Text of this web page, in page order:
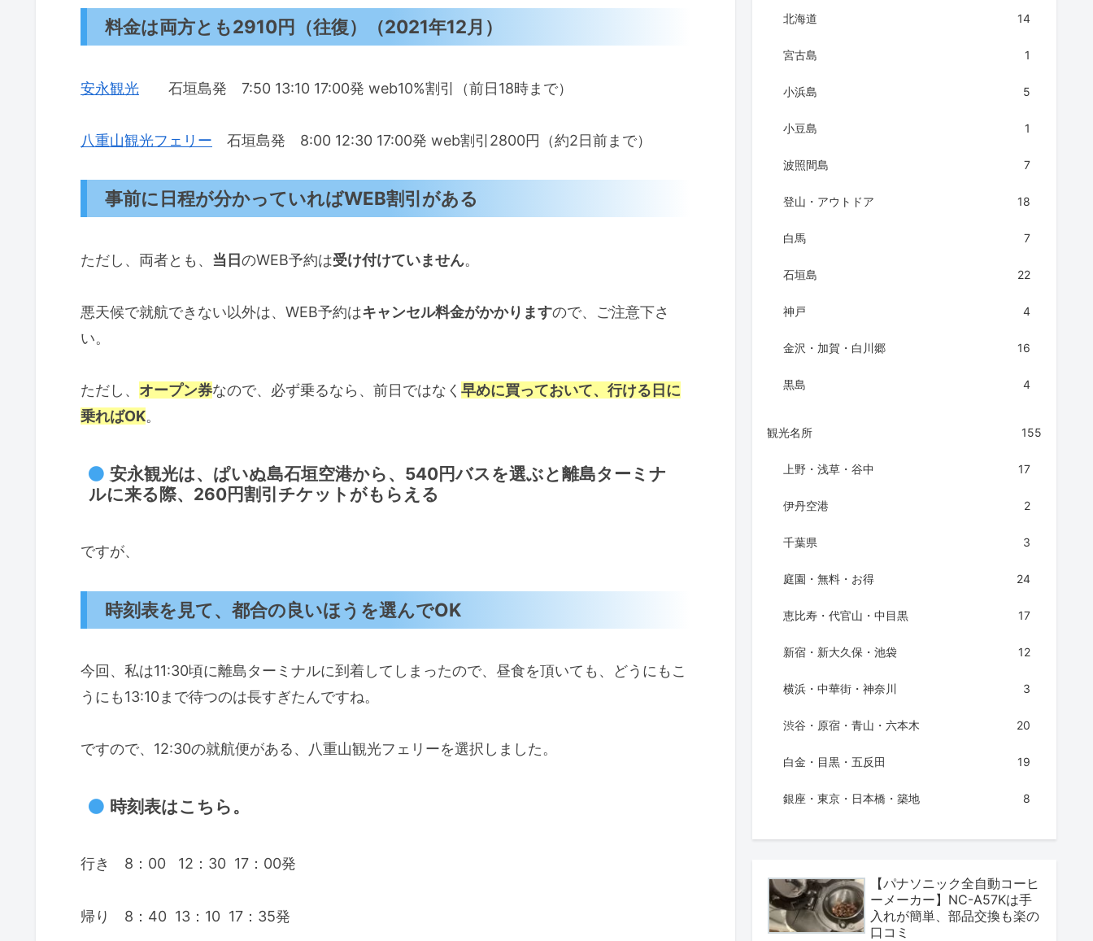
料金は両方とも2910円（往復）（2021年12月）
安永観光 石垣島発 7:50 13:10 17:00発 web10%割引（前日18時まで）
八重山観光フェリー 石垣島発 8:00 12:30 17:00発 web割引2800円（約2日前まで）
事前に日程が分かっていればWEB割引がある
ただし、両者とも、 当日のWEB予約は受け付けていません。
悪天候で就航できない以外は、WEB予約はキャンセル料金がかかりますので、ご注意下さ
い。
ただし、 オープン券なので、必ず乗るなら、前日ではなく 早めに買っておいて、行ける日に
乗ればOK。
安永観光は、ぱいぬ島石垣空港から、540円バスを選ぶと離島ターミナ
ルに来る際、260円割引チケットがもらえる
ですが、
時刻表を見て、都合の良いほうを選んでOK
今回、私は11:30頃に離島ターミナルに到着してしまったので、昼食を頂いても、どうにもこ
うにも13:10まで待つのは長すぎたんですね。
ですので、12:30の就航便がある、八重山観光フェリーを選択しました。
時刻表はこちら。
行き 8：00 12：30 17：00発
帰り 8：40 13：10 17：35発
北海道 14
宮古島 1
小浜島 5
小豆島 1
波照間島 7
登山・アウトドア 18
白馬 7
石垣島 22
神戸 4
金沢・加賀・白川郷 16
黒島 4
観光名所 155
上野・浅草・谷中 17
伊丹空港 2
千葉県 3
庭園・無料・お得 24
恵比寿・代官山・中目黒 17
新宿・新大久保・池袋 12
横浜・中華街・神奈川 3
渋谷・原宿・青山・六本木 20
白金・目黒・五反田 19
銀座・東京・日本橋・築地 8
【パナソニック全自動コーヒ
ーメーカー】NC-A57Kは手
入れが簡単、部品交換も楽の
口コミ